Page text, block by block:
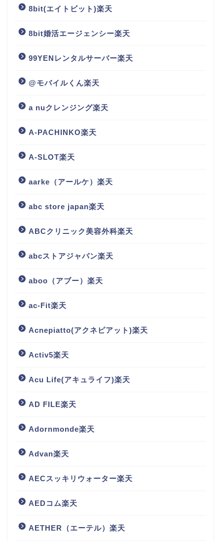
8bit(エイトビット)楽天
8bit婚活エージェンシー楽天
99YENレンタルサーバー楽天
@モバイルくん楽天
a nuクレンジング楽天
A-PACHINKO楽天
A-SLOT楽天
aarke（アールケ）楽天
abc store japan楽天
ABCクリニック美容外科楽天
abcストアジャパン楽天
aboo（アブー）楽天
ac-Fit楽天
Acnepiatto(アクネピアット)楽天
Activ5楽天
Acu Life(アキュライフ)楽天
AD FILE楽天
Adornmonde楽天
Advan楽天
AECスッキリウォーター楽天
AEDコム楽天
AETHER（エーテル）楽天